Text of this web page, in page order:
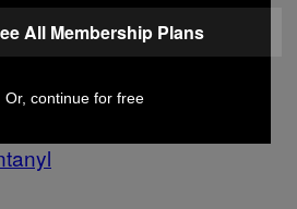
? » : un entretien avec
All Membership Plans
Or, continue for free